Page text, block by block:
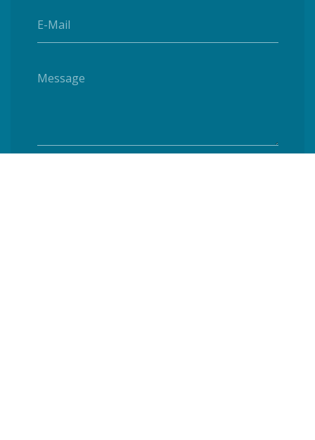
E-Mail
Message